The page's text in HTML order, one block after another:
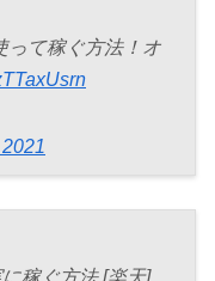
って稼ぐ方法！オ